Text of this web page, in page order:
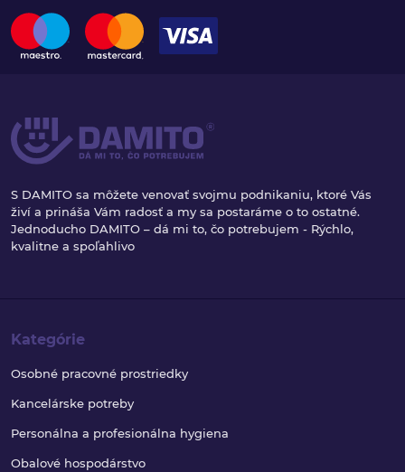
S DAMITO sa môžete venovať svojmu podnikaniu, ktoré Vás
živí a prináša Vám radosť a my sa postaráme o to ostatné.
Jednoducho DAMITO – dá mi to, čo potrebujem - Rýchlo,
kvalitne a spoľahlivo
Kategórie
Osobné pracovné prostriedky
Kancelárske potreby
Personálna a profesionálna hygiena
Obalové hospodárstvo